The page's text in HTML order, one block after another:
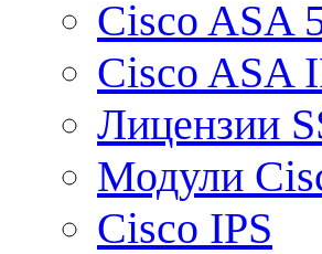
Cisco ASA
Cisco ASA
Лицензии
Модули
Cisco IPS